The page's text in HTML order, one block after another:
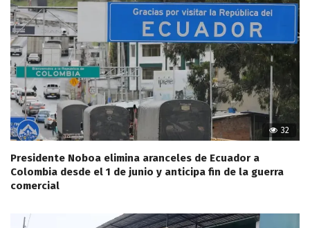
32
Presidente Noboa elimina aranceles de Ecuador a
Colombia desde el 1 de junio y anticipa fin de la guerra
comercial